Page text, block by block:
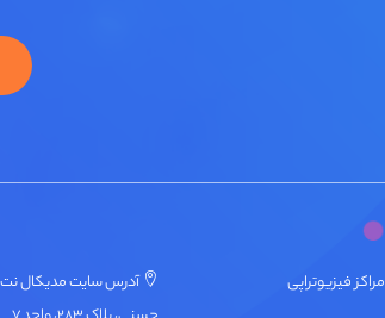
مراکز فیزیوتراپی
آدرس سایت مدیکال نت: